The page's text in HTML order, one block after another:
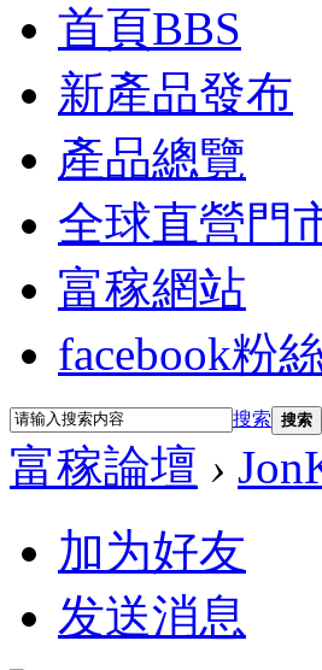
首頁BBS
新產品發布
產品總覽
全球直營門
富稼網站
facebook粉
搜索 搜索
富稼論壇 ›
加为好友
发送消息